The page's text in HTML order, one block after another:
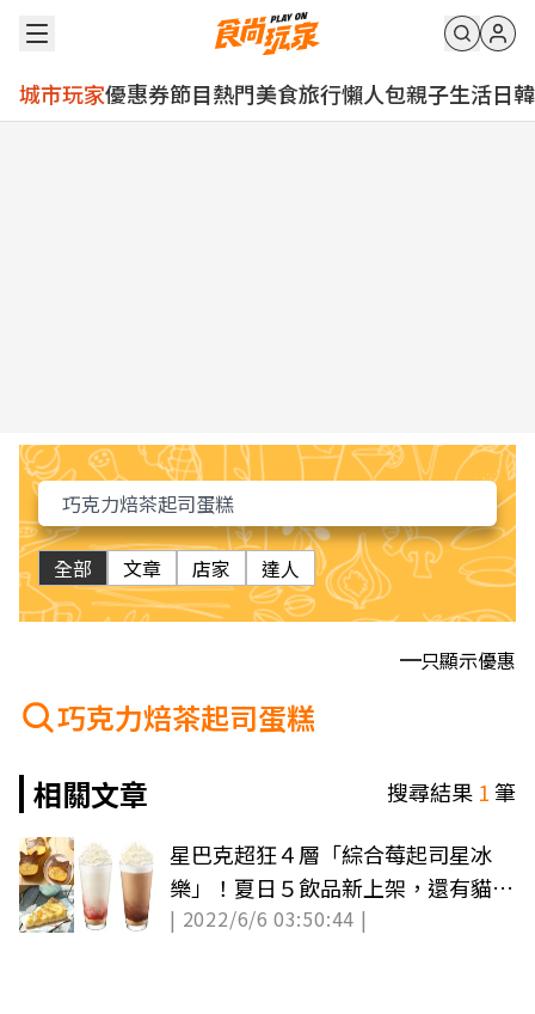
城市玩家優惠券節目熱門美食旅行懶人包親子生活日韓
全部 文章 店家 達人
只顯示優惠
巧克力焙茶起司蛋糕
相關文章
搜尋結果 1筆
星巴克超狂４層「綜合莓起司星冰
樂」！夏日５飲品新上架，還有貓咪
吐司Q翻
| 2022/6/6 03:50:44 |